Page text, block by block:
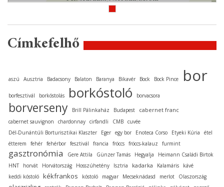
Címkefelhő
aszú Ausztria Badacsony Balaton Baranya Bikavér Bock Bock Pince bor
borfesztivál borkóstolás borkóstoló borvacsora
borverseny Brill Pálinkaház Budapest cabernet franc
cabernet sauvignon chardonnay cirfandli CMB cuvée
Dél-Dunántúli Borturisztikai Klaszter
Eger egy bor Enoteca Corso Etyeki Kúria
étel
étterem
fehér fehérbor fesztivál francia fröccs fröccs-kalauz furmint
gasztronómia Gere Attila Günzer Tamás Hegyalja
Heimann Családi Birtok
HNT
horvát Horvátország Hosszúhetény Isztria kadarka Kalamáris
kávé
keddi kóstoló kékfrankos kóstoló magyar Mecseknádasd merlot Olaszország